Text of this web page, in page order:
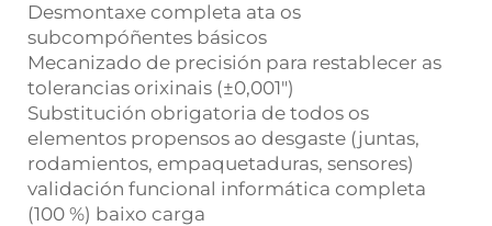
Desmontaxe completa ata os
subcompóñentes básicos
Mecanizado de precisión para restablecer as
tolerancias orixinais (±0,001")
Substitución obrigatoria de todos os
elementos propensos ao desgaste (juntas,
rodamientos, empaquetaduras, sensores)
validación funcional informática completa
(100 %) baixo carga